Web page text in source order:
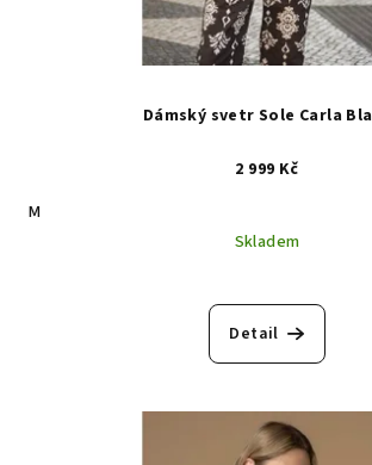
Dámský svetr Sole Carla
2 999 Kč
M
Skladem
Detail